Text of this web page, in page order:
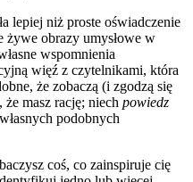
lepiej niż proste oświadczenie
żywe obrazy umysłowe w
wspomnienia
więź z czytelnikami, która
że zobaczą (i zgodzą się
że masz rację; niech powiedz
podobnych
coś, co zainspiruje cię